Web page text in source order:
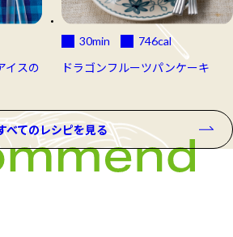
イスの
30min 746cal
ドラゴンフルーツパンケーキ
べてのレシピを見る